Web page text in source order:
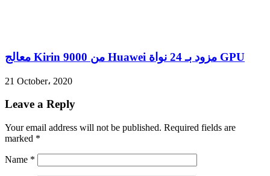
معالج Kirin 9000 من Huawei مزود بـ 24 نواة GPU
21 October، 2020
Leave a Reply
Your email address will not be published. Required fields are
marked *
Name *